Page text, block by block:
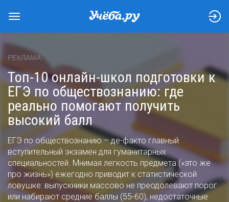
РЕКЛАМА
Топ-10 онлайн-школ подготовки к
ЕГЭ по обществознанию: где
реально помогают получить
высокий балл
ЕГЭ по обществознанию – де-факто главный
вступительный экзамен для гуманитарных
специальностей. Мнимая легкость предмета («это же
про жизнь») ежегодно приводит к статистической
ловушке: выпускники массово не преодолевают порог
или набирают средние баллы (55-60), недостаточные